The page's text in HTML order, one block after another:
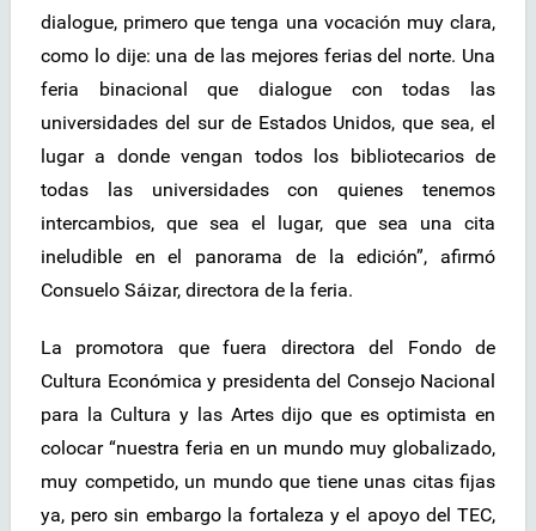
dialogue, primero que tenga una vocación muy clara,
como lo dije: una de las mejores ferias del norte. Una
feria binacional que dialogue con todas las
universidades del sur de Estados Unidos, que sea, el
lugar a donde vengan todos los bibliotecarios de
todas las universidades con quienes tenemos
intercambios, que sea el lugar, que sea una cita
ineludible en el panorama de la edición”, afirmó
Consuelo Sáizar, directora de la feria.
La promotora que fuera directora del Fondo de
Cultura Económica y presidenta del Consejo Nacional
para la Cultura y las Artes dijo que es optimista en
colocar “nuestra feria en un mundo muy globalizado,
muy competido, un mundo que tiene unas citas fijas
ya, pero sin embargo la fortaleza y el apoyo del TEC,